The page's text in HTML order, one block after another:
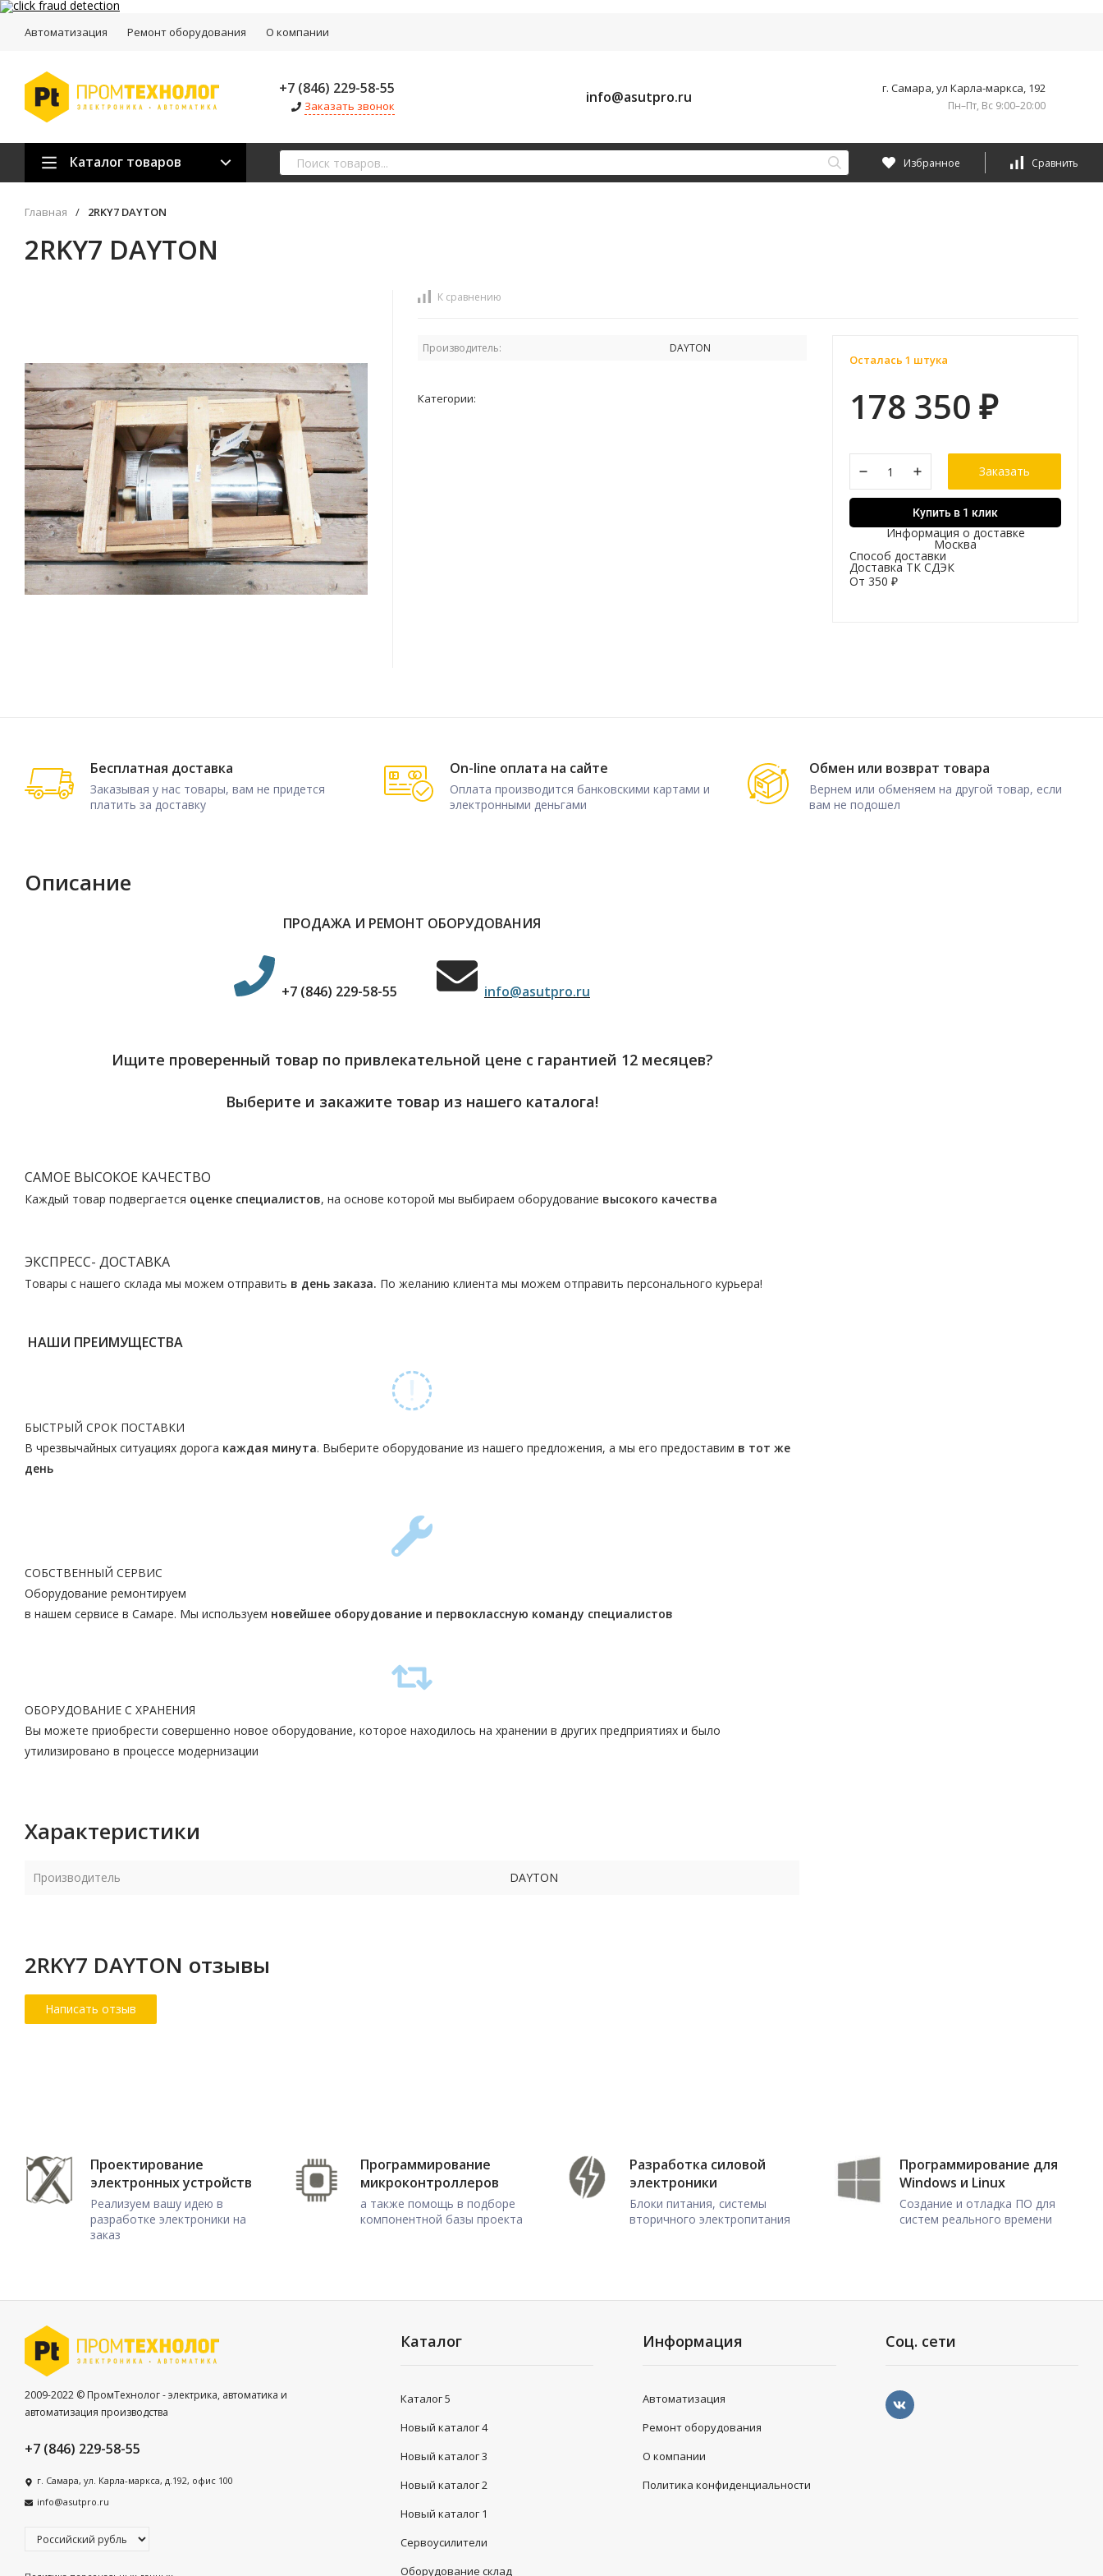
Автоматизация Ремонт оборудования О компании
+7 (846) 229-58-55
Заказать звонок info@asutpro.ru г. Самара, ул Карла-маркса, 192
Пн–Пт, Вс 9:00–20:00
Каталог товаров Избранное Сравнить
Главная / 2RKY7 DAYTON
2RKY7 DAYTON
К сравнению
Производитель: DAYTON
Категории:
Осталась 1 штука
178 350 ₽
Заказать
Купить в 1 клик
Информация о доставке
Москва
Способ доставки
Доставка ТК СДЭК
От 350 ₽
Бесплатная доставка
Заказывая у нас товары, вам не придется
платить за доставку
On-line оплата на сайте
Оплата производится банковскими картами и
электронными деньгами
Обмен или возврат товара
Вернем или обменяем на другой товар, если
вам не подошел
Описание
ПРОДАЖА И РЕМОНТ ОБОРУДОВАНИЯ
+7 (846) 229-58-55 info@asutpro.ru
Ищите проверенный товар по привлекательной цене с гарантией 12 месяцев?
Выберите и закажите товар из нашего каталога!
САМОЕ ВЫСОКОЕ КАЧЕСТВО
Каждый товар подвергается оценке специалистов, на основе которой мы выбираем оборудование высокого качества
ЭКСПРЕСС- ДОСТАВКА
Товары с нашего склада мы можем отправить в день заказа. По желанию клиента мы можем отправить персонального курьера!
НАШИ ПРЕИМУЩЕСТВА
БЫСТРЫЙ СРОК ПОСТАВКИ
В чрезвычайных ситуациях дорога каждая минута. Выберите оборудование из нашего предложения, а мы его предоставим в тот же
день
СОБСТВЕННЫЙ СЕРВИС
Оборудование ремонтируем
в нашем сервисе в Самаре. Мы используем новейшее оборудование и первоклассную команду специалистов
ОБОРУДОВАНИЕ С ХРАНЕНИЯ
Вы можете приобрести совершенно новое оборудование, которое находилось на хранении в других предприятиях и было
утилизировано в процессе модернизации
Характеристики
Производитель DAYTON
2RKY7 DAYTON отзывы
Проектирование
электронных устройств
Реализуем вашу идею в
разработке электроники на
заказ
Программирование
микроконтроллеров
а также помощь в подборе
компонентной базы проекта
Разработка силовой
электроники
Блоки питания, системы
вторичного электропитания
Программирование для
Windows и Linux
Создание и отладка ПО для
систем реального времени
2009-2022 © ПромТехнолог - электрика, автоматика и
автоматизация производства
+7 (846) 229-58-55
г. Самара, ул. Карла-маркса, д.192, офис 100
info@asutpro.ru
Каталог
Каталог 5
Новый каталог 4
Новый каталог 3
Новый каталог 2
Новый каталог 1
Сервоусилители
Оборудование склад
Информация
Автоматизация
Ремонт оборудования
О компании
Политика конфиденциальности
Соц. сети